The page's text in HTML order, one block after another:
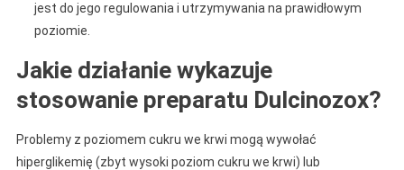
jest do jego regulowania i utrzymywania na prawidłowym
poziomie.
Jakie działanie wykazuje
stosowanie preparatu Dulcinozox?
Problemy z poziomem cukru we krwi mogą wywołać
hiperglikemię (zbyt wysoki poziom cukru we krwi) lub